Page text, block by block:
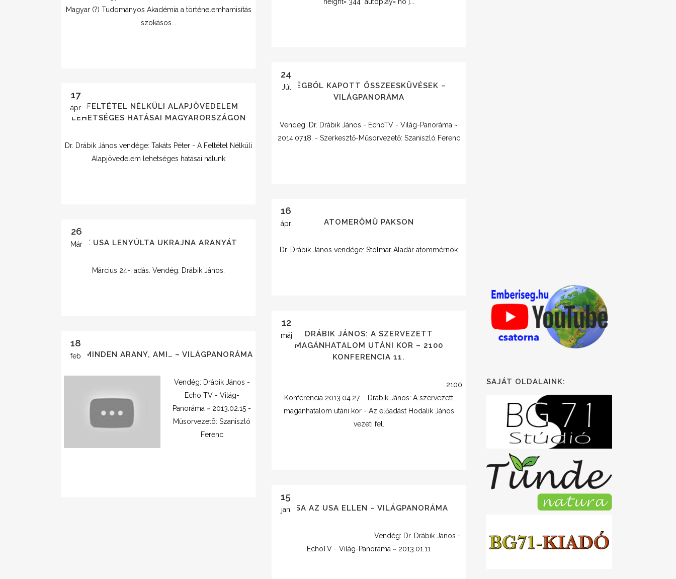
Magyar (?) Tudományos Akadémia a történelemhamisítás
szokásos...
24
Júl
LÉGBŐL KAPOTT ÖSSZEESKÜVÉSEK –
VILÁGPANORÁMA
Vendég: Dr. Drábik János - EchoTV - Világ-Panoráma ~
2014.07.18. - Szerkesztő-Műsorvezető: Szaniszló Ferenc
17
áprA FELTÉTEL NÉLKÜLI ALAPJÖVEDELEM
LEHETSÉGES HATÁSAI MAGYARORSZÁGON
Dr. Drábik János vendége: Takáts Péter - A Feltétel Nélküli
Alapjövedelem lehetséges hatásai nálunk
16
ápr ATOMERŐMŰ PAKSON
Dr. Drábik János vendége: Stolmár Aladár atommérnök
26
MárAZ USA LENYÚLTA UKRAJNA ARANYÁT
Március 24-i adás. Vendég: Drábik János.
12
máj
DRÁBIK JÁNOS: A SZERVEZETT
MAGÁNHATALOM UTÁNI KOR – 2100
KONFERENCIA 11.
2100
Konferencia 2013.04.27. - Drábik János: A szervezett
magánhatalom utáni kor - Az előadást Hodalik János
vezeti fel.
18
feb
NEM MINDEN ARANY, AMI… – VILÁGPANORÁMA
Vendég: Drábik János -
Echo TV - Világ-
Panoráma ~ 2013.02.15 -
Müsorvezetõ: Szaniszló
Ferenc
15
janUSA AZ USA ELLEN – VILÁGPANORÁMA
Vendég: Dr. Drábik János -
EchoTV - Világ-Panoráma ~ 2013.01.11
SAJÁT OLDALAINK: